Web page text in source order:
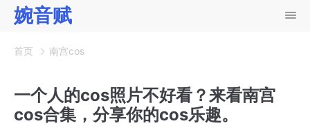
婉音赋
首页 南宫cos
一个人的cos照片不好看？来看南宫
cos合集，分享你的cos乐趣。